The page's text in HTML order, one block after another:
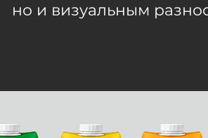
но и визуальным